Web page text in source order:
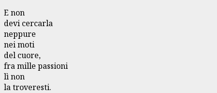
E non
devi cercarla
neppure
nei moti
del cuore,
fra mille passioni
lì non
la troveresti.